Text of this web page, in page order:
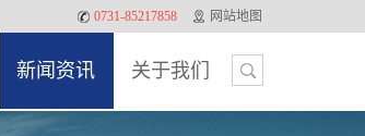
0731-85217858 网站地图
新闻资讯 关于我们